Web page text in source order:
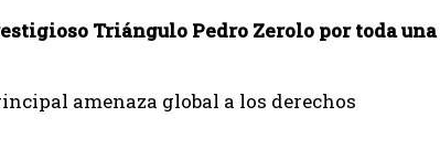
Triángulo Pedro Zerolo por toda una
amenaza global a los derechos